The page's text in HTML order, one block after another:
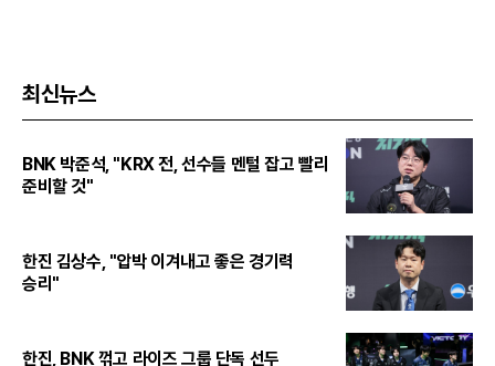
최신뉴스
BNK 박준석, "KRX 전, 선수들 멘털 잡고 빨리
준비할 것"
한진 김상수, "압박 이겨내고 좋은 경기력
승리"
한진, BNK 꺾고 라이즈 그룹 단독 선두